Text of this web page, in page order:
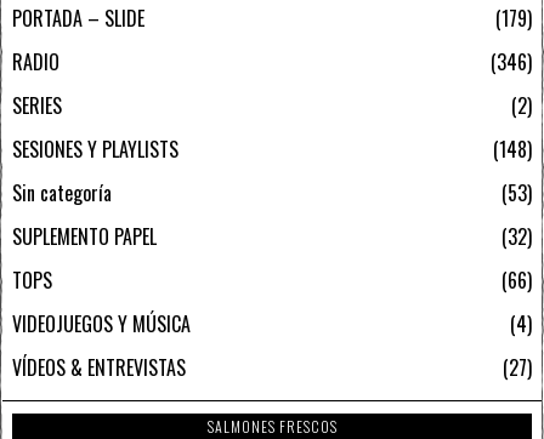
PORTADA – SLIDE
179
RADIO
346
SERIES
2
SESIONES Y PLAYLISTS
148
Sin categoría
53
SUPLEMENTO PAPEL
32
TOPS
66
VIDEOJUEGOS Y MÚSICA
4
VÍDEOS & ENTREVISTAS
27
SALMONES FRESCOS